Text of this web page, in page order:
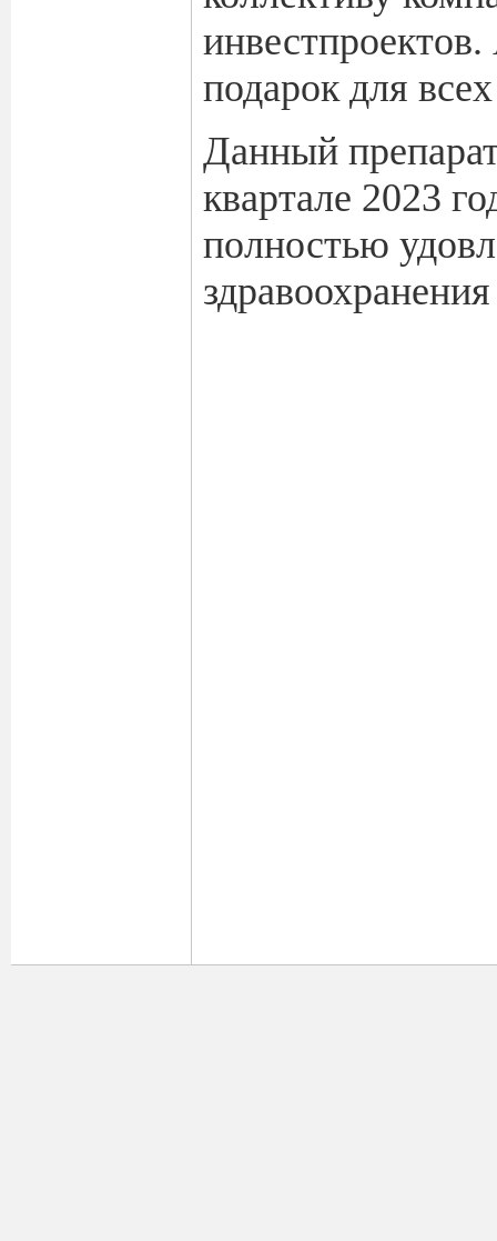
подарок для
Данный
квартале 2023
полностью